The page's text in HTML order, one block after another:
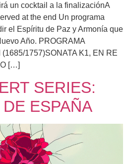
un cocktail a la finalizaciónA
at the end Un programa
el Espíritu de Paz y Armonía que
Año. PROGRAMA
1757)SONATA K1, EN RE
[…]
SERIES:
ESPAÑA